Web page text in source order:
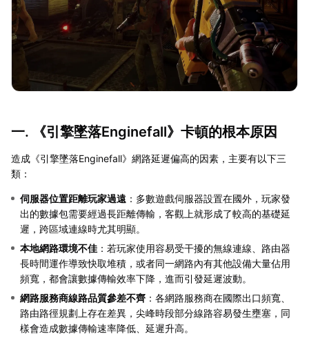
一. 《引擎墜落Enginefall》卡頓的根本原因
造成《引擎墜落Enginefall》網路延遲偏高的因素，主要有以下三
類：
伺服器位置距離玩家過遠 ：多數遊戲伺服器設置在國外，玩家發
出的數據包需要經過長距離傳輸，客觀上就形成了較高的基礎延
遲，跨區域連線時尤其明顯。
本地網路環境不佳 ：若玩家使用容易受干擾的無線連線、路由器
長時間運作導致快取堆積，或者同一網路內有其他設備大量佔用
頻寬，都會讓數據傳輸效率下降，進而引發延遲波動。
網路服務商線路品質參差不齊 ：各網路服務商在國際出口頻寬、
路由路徑規劃上存在差異，尖峰時段部分線路容易發生壅塞，同
樣會造成數據傳輸速率降低、延遲升高。